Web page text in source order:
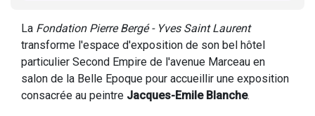
La Fondation Pierre Bergé - Yves Saint Laurent
transforme l'espace d'exposition de son bel hôtel
particulier Second Empire de l'avenue Marceau en
salon de la Belle Epoque pour accueillir une exposition
consacrée au peintre Jacques-Emile Blanche.